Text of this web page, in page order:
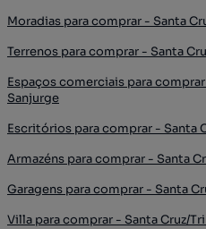
Moradias para comprar - Santa
Terrenos para comprar - Santa
Espaços comerciais para
Sanjurge
Escritórios para comprar - Santa
Armazéns para comprar - Santa
Garagens para comprar - Santa
Villa para comprar - Santa Cruz/